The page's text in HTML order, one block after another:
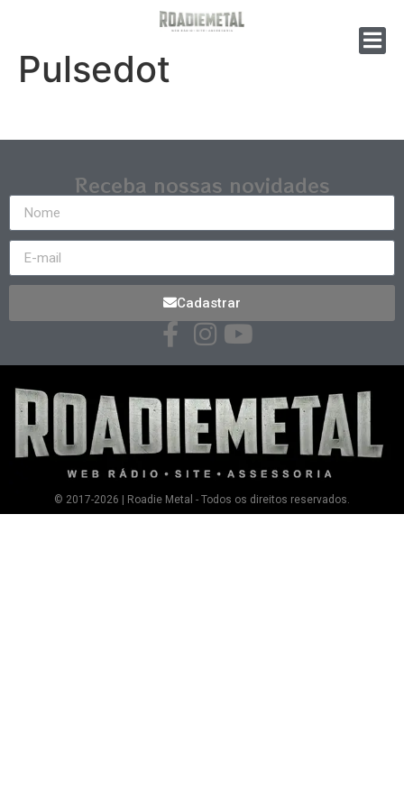
Pulsedot
Receba nossas novidades
Cadastrar
© 2017-2026 | Roadie Metal - Todos os direitos reservados.